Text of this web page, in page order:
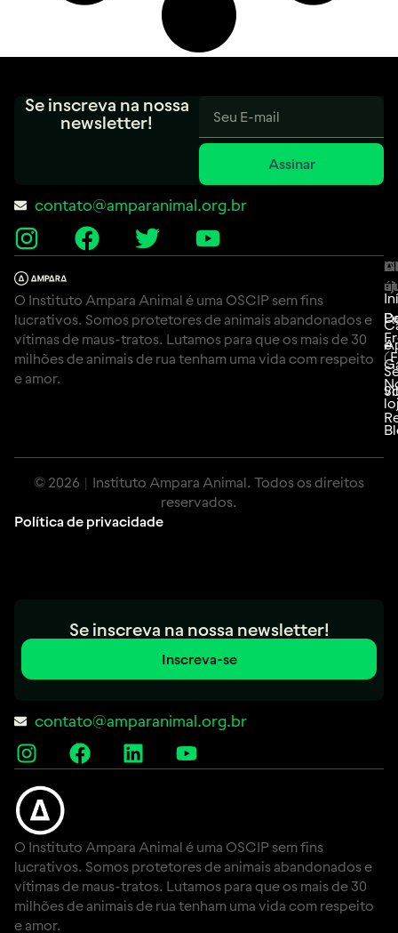
Se inscreva na nossa
newsletter!
Assinar
contato@amparanimal.org.br
O Instituto Ampara Animal é uma OSCIP sem fins
lucrativos. Somos protetores de animais abandonados e
vítimas de maus-tratos. Lutamos para que os mais de 30
milhões de animais de rua tenham uma vida com respeito
e amor.
e
© 2026 | Instituto Ampara Animal. Todos os direitos
reservados.
Política de privacidade
Se inscreva na nossa newsletter!
Inscreva-se
contato@amparanimal.org.br
O Instituto Ampara Animal é uma OSCIP sem fins
lucrativos. Somos protetores de animais abandonados e
vítimas de maus-tratos. Lutamos para que os mais de 30
milhões de animais de rua tenham uma vida com respeito
e amor.